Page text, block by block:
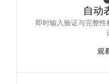
自动
即时输入验证与完整
观